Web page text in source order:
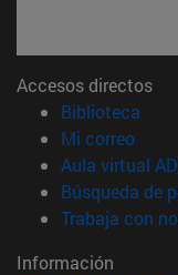
Accesos directos
Biblioteca
Mi correo(abre
Aula virtual
Búsqueda de
Trabaja con
Información